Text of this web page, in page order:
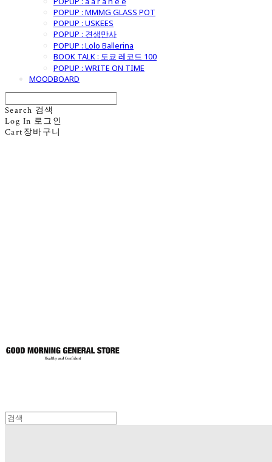
POPUP : MMMG GLASS POT
POPUP : USKEES
POPUP : 견생만사
POPUP : Lolo Ballerina
BOOK TALK : 도쿄 레코드 100
POPUP : WRITE ON TIME
MOODBOARD
Search 검색
Log In 로그인
Cart 장바구니